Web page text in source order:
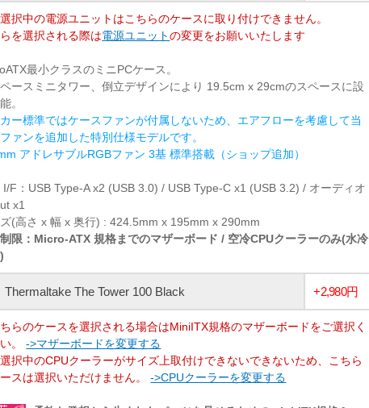
択中の電源ユニットはこちらのケースに取り付けできません。
を選択される際は電源ユニットの変更をお願いいたします
最小クラスのミニPCケース。
ースミニタワー、倒立デザインにより 19.5cm x 29cmのスペースに設
。
カー標準ではケースファンが付属しないため、エアフローを考慮して当
ァンを追加した特別仕様モデルです。
アドレサブルRGBファン 3基 標準搭載（ショップ追加）
I/F：USB Type-A x2 (USB 3.0) / USB Type-C x1 (USB 3.2) / オーディオ
x1
(高さ x 幅 x 奥行) : 424.5mm x 195mm x 290mm
限：Micro-ATX 規格までのマザーボード / 空冷CPUクーラーのみ(水冷
Thermaltake The Tower 100 Black +2,980円
らのケースを選択される場合はMiniITX規格のマザーボードをご選択く
。->マザーボードを変更する
択中のCPUクーラーがサイズ上取付けできないできないため、こちら
スは選択いただけません。->CPUクーラーを変更する